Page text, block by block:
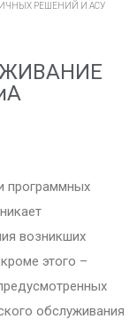
РЕШЕНИЙ И АСУ
программных
возникших
этого –
обслуживания